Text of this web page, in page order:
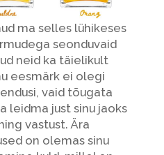
ma selles lühikeses
seonduvaid
neid ka täielikult
eesmärk ei olegi
vaid tõugata
leidma just sinu jaoks
vastust. Ära
on olemas sinu